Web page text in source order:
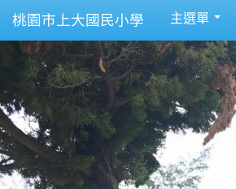
桃園市上大國民小學 主選單